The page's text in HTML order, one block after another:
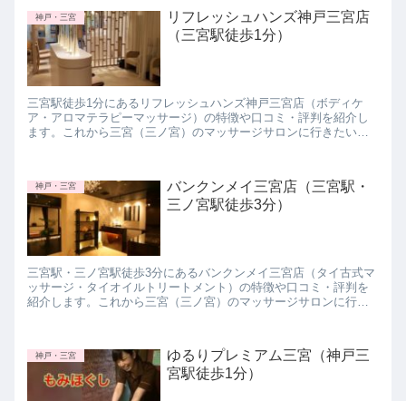
神戸・三宮
リフレッシュハンズ神戸三宮店
（三宮駅徒歩1分）
三宮駅徒歩1分にあるリフレッシュハンズ神戸三宮店（ボディケ
ア・アロマテラピーマッサージ）の特徴や口コミ・評判を紹介し
ます。これから三宮（三ノ宮）のマッサージサロンに行きたいと
神戸・三宮
バンクンメイ三宮店（三宮駅・
三ノ宮駅徒歩3分）
三宮駅・三ノ宮駅徒歩3分にあるバンクンメイ三宮店（タイ古式マ
ッサージ・タイオイルトリートメント）の特徴や口コミ・評判を
紹介します。これから三宮（三ノ宮）のマッサージサロンに行き
神戸・三宮
ゆるりプレミアム三宮（神戸三
宮駅徒歩1分）